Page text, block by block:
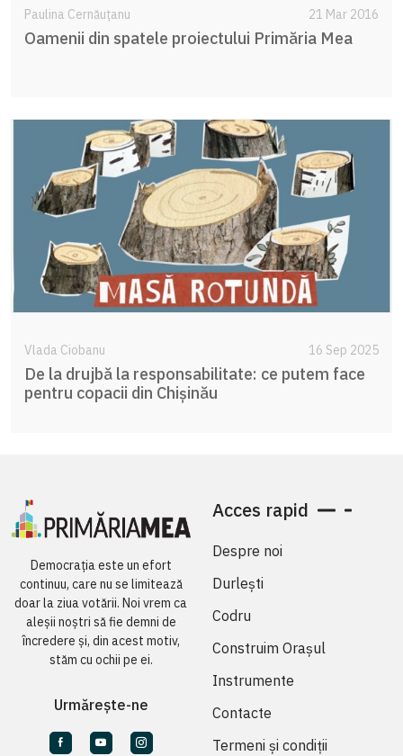
Paulina Cernăuțanu 21 Mar 2016
Oamenii din spatele proiectului Primăria Mea
Vlada Ciobanu 16 Sep 2025
De la drujbă la responsabilitate: ce putem face
pentru copacii din Chișinău
Democrația este un efort
continuu, care nu se limitează
doar la ziua votării. Noi vrem ca
aleșii noștri să fie demni de
încredere și, din acest motiv,
stăm cu ochii pe ei.
Urmărește-ne
Acces rapid
Despre noi
Durlești
Codru
Construim Orașul
Instrumente
Contacte
Termeni și condiții